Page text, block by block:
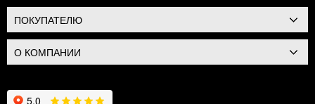
ПОКУПАТЕЛЮ
О КОМПАНИИ